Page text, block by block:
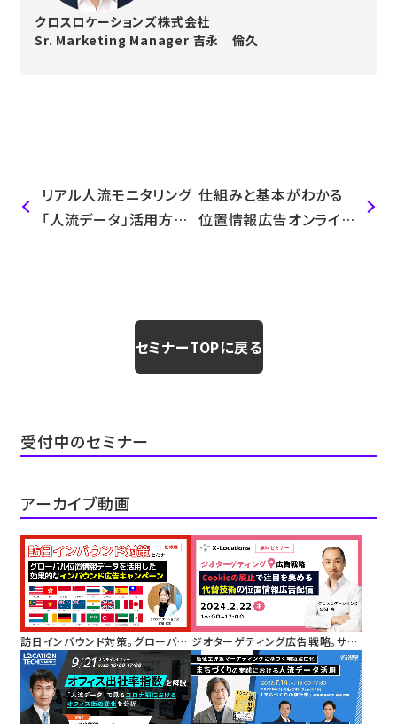
クロスロケーションズ株式会社
Sr. Marketing Manager 吉永 倫久
リアル人流モニタリング
「人流データ」活用方法
仕組みと基本がわかる
位置情報広告オンライン
セミナーTOPに戻る
受付中のセミナー
アーカイブ動画
訪日インバウンド対策。グローバル
位置情報データを活用した効果的
なインバウンド広告キャンペーン
ジオターゲティング広告戦略。サー
ドパーティーCookieの廃止で注目
を集める代替技術としての位置情
報を活用した広告配信